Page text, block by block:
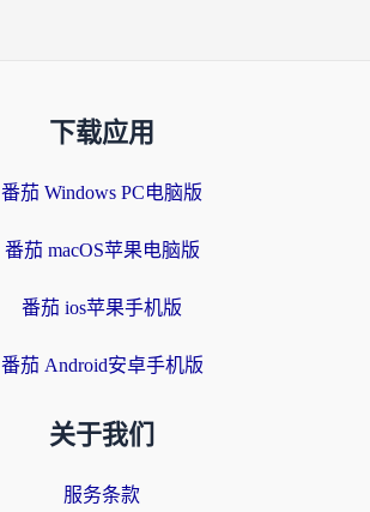
下载应用
番茄 Windows PC电脑版
番茄 macOS苹果电脑版
番茄 ios苹果手机版
番茄 Android安卓手机版
关于我们
服务条款